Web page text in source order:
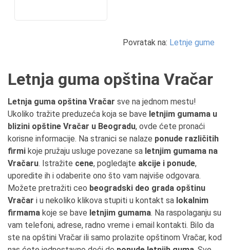
Povratak na: Letnje gume
Letnja guma opština Vračar
Letnja guma opština Vračar sve na jednom mestu!
Ukoliko tražite preduzeća koja se bave letnjim gumama u
blizini opštine Vračar u Beogradu, ovde ćete pronaći
korisne informacije. Na stranici se nalaze ponude različitih
firmi koje pružaju usluge povezane sa letnjim gumama na
Vračaru. Istražite cene, pogledajte akcije i ponude,
uporedite ih i odaberite ono što vam najviše odgovara.
Možete pretražiti ceo beogradski deo grada opštinu
Vračar i u nekoliko klikova stupiti u kontakt sa lokalnim
firmama koje se bave letnjim gumama. Na raspolaganju su
vam telefoni, adrese, radno vreme i email kontakti. Bilo da
ste na opštini Vračar ili samo prolazite opštinom Vračar, kod